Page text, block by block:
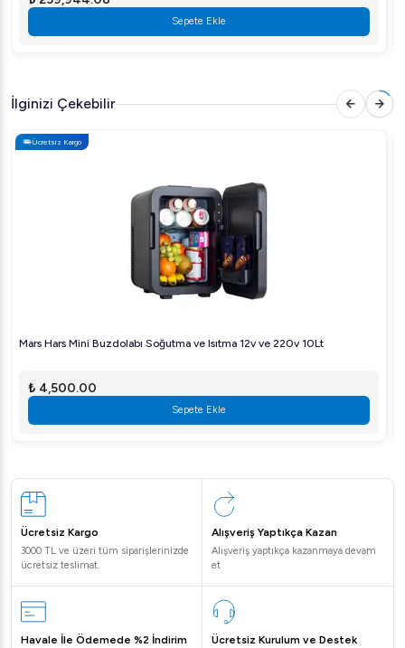
Sepete Ekle
İlginizi Çekebilir
Ücretsiz Kargo
Mars Hars Mini Buzdolabı Soğutma ve Isıtma 12v ve 220v 10Lt
₺ 4,500.00
Sepete Ekle
Ücretsiz Kargo
3000 TL ve üzeri tüm siparişlerinizde
ücretsiz teslimat.
Alışveriş Yaptıkça Kazan
Alışveriş yaptıkça kazanmaya devam
et
Havale İle Ödemede %2 İndirim Ücretsiz Kurulum ve Destek